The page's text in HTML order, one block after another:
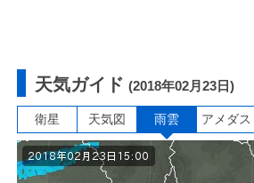
天気ガイド (2018年02月23日)
衛星 天気図 雨雲 アメダス